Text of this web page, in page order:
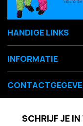
HANDIGE LINKS
INFORMATIE
SCHRIJF JE